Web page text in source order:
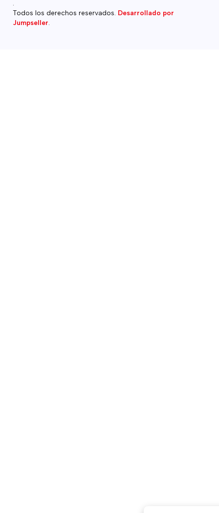
Todos los derechos reservados. Desarrollado por
Jumpseller